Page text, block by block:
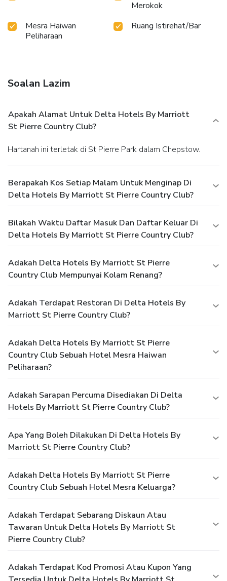
Merokok
Mesra Haiwan
Peliharaan
Ruang Istirehat/Bar
Soalan Lazim
Apakah Alamat Untuk Delta Hotels By Marriott
St Pierre Country Club?
Hartanah ini terletak di St Pierre Park dalam Chepstow.
Berapakah Kos Setiap Malam Untuk Menginap Di
Delta Hotels By Marriott St Pierre Country Club?
Bilakah Waktu Daftar Masuk Dan Daftar Keluar Di
Delta Hotels By Marriott St Pierre Country Club?
Adakah Delta Hotels By Marriott St Pierre
Country Club Mempunyai Kolam Renang?
Adakah Terdapat Restoran Di Delta Hotels By
Marriott St Pierre Country Club?
Adakah Delta Hotels By Marriott St Pierre
Country Club Sebuah Hotel Mesra Haiwan
Peliharaan?
Adakah Sarapan Percuma Disediakan Di Delta
Hotels By Marriott St Pierre Country Club?
Apa Yang Boleh Dilakukan Di Delta Hotels By
Marriott St Pierre Country Club?
Adakah Delta Hotels By Marriott St Pierre
Country Club Sebuah Hotel Mesra Keluarga?
Adakah Terdapat Sebarang Diskaun Atau
Tawaran Untuk Delta Hotels By Marriott St
Pierre Country Club?
Adakah Terdapat Kod Promosi Atau Kupon Yang